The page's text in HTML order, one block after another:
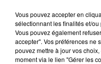
Vous pouvez accepter en
sélectionnant les finalités et/
Vous pouvez également
accepter". Vos préférences ne
pouvez mettre à jour vos
moment via le lien "Gérer les